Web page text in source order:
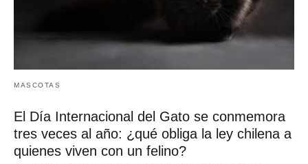
MASCOTAS
El Día Internacional del Gato se conmemora
tres veces al año: ¿qué obliga la ley chilena a
quienes viven con un felino?